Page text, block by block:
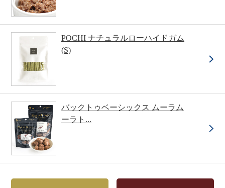
POCHI ナチュラルローハイドガム
(S)
バックトゥベーシックス ムーラム
ーラト...